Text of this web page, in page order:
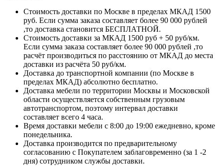
Стоимость доставки по Москве в пределах МКАД 1500
руб. Если сумма заказа составляет более 90 000 рублей
,то доставка становится БЕСПЛАТНОЙ.
Стоимость доставки за МКАД 1500 руб + 50 руб/км.
Если сумма заказа составляет более 90 000 рублей ,то
расчёт производиться по расстоянию от МКАД до места
доставки из расчёта 50 руб/км.
Доставка до транспортной компании (по Москве в
пределах МКАД) абсолютно бесплатно.
Доставка мебели по территории Москвы и Московской
области осуществляется собственным грузовым
автотранспортом, поэтому интервал доставки
составляет всего 4 часа.
Время доставки мебели с 8:00 до 19:00 ежедневно, кроме
понедельника.
Доставка производится по предварительному
согласованию с Покупателем заблаговременно (за 1 -2
дня) сотрудником службы доставки.